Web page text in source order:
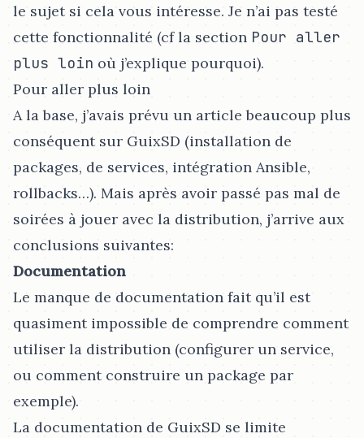
le sujet si cela vous intéresse. Je n’ai pas testé
cette fonctionnalité (cf la section Pour aller
plus loin où j’explique pourquoi).
Pour aller plus loin
A la base, j’avais prévu un article beaucoup plus
conséquent sur GuixSD (installation de
packages, de services, intégration Ansible,
rollbacks…​). Mais après avoir passé pas mal de
soirées à jouer avec la distribution, j’arrive aux
conclusions suivantes:
Documentation
Le manque de documentation fait qu’il est
quasiment impossible de comprendre comment
utiliser la distribution (configurer un service,
ou comment construire un package par
exemple).
La documentation de GuixSD se limite